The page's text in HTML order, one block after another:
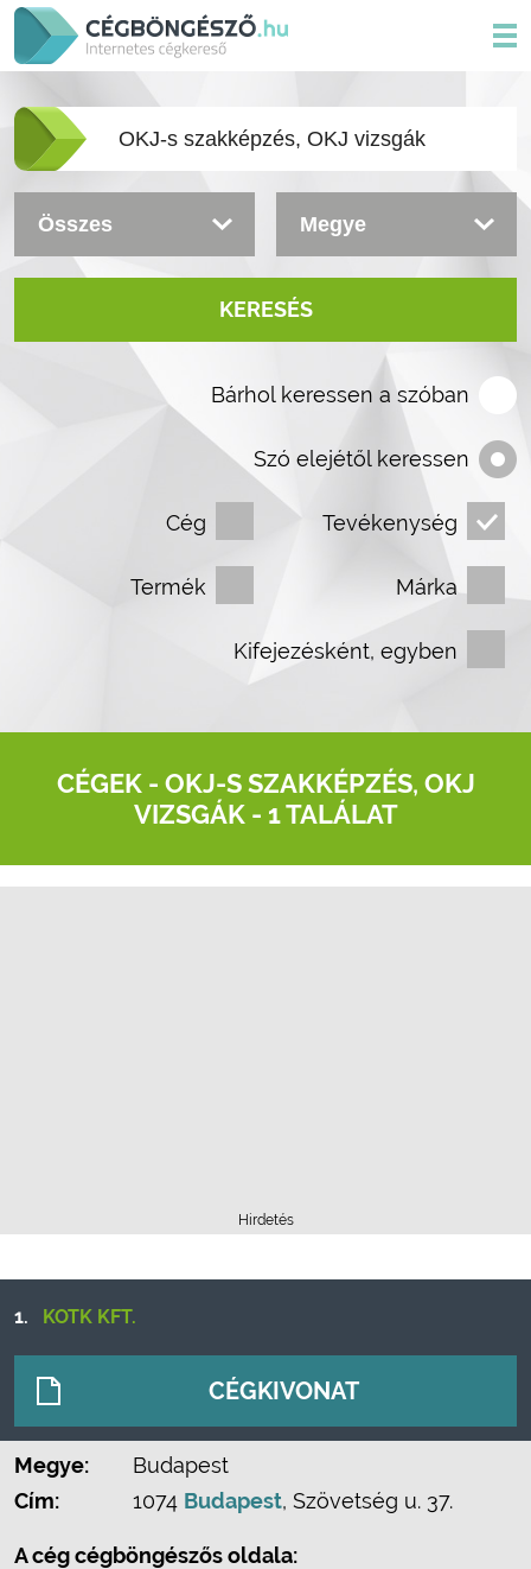
KERESÉS
Bárhol keressen a szóban
Szó elejétől keressen
Cég Tevékenység
Termék Márka
Kifejezésként, egyben
CÉGEK - OKJ-S SZAKKÉPZÉS, OKJ
VIZSGÁK- 1 TALÁLAT
Hirdetés
1. KOTK KFT.
CÉGKIVONAT
Megye:
Budapest
Cím:
1074 Budapest, Szövetség u. 37.
A cég cégböngészős oldala: